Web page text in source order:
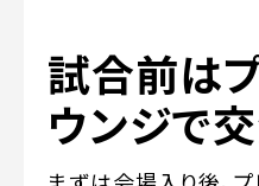
試合前は
ウンジで